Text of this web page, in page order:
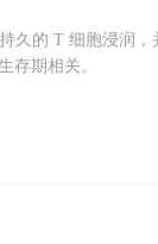
久的 T 细胞浸润
存期相关。